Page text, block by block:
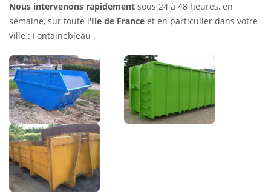
Nous intervenons rapidement sous 24 à 48 heures, en
semaine, sur toute l'Ile de France et en particulier dans votre
ville : Fontainebleau .